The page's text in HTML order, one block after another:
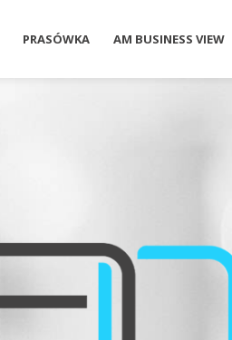
PRASÓWKA AM BUSINESS VIEW